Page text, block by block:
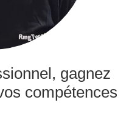
gagnez
compétences